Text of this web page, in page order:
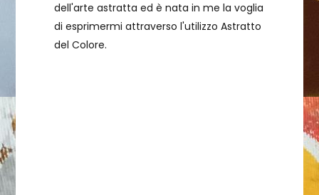
dell'arte astratta ed è nata in me la voglia
di esprimermi attraverso l'utilizzo Astratto
del Colore.